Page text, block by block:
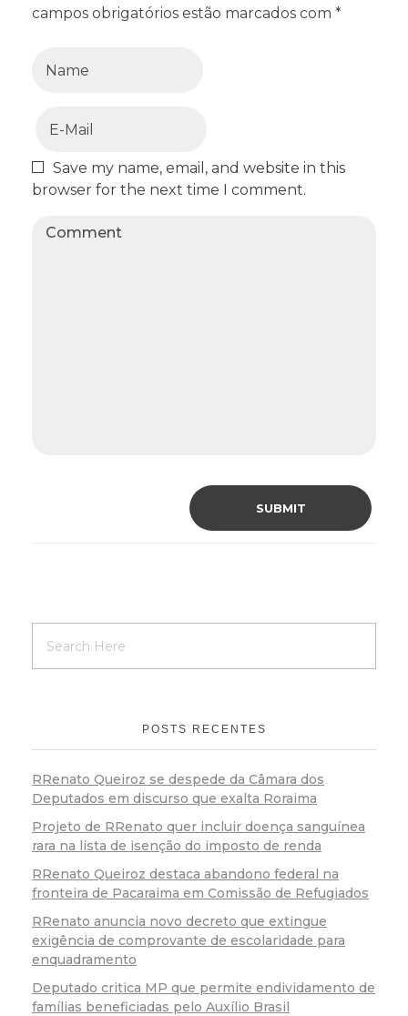
campos obrigatórios estão marcados com *
Save my name, email, and website in this
browser for the next time I comment.
POSTS RECENTES
RRenato Queiroz se despede da Câmara dos
Deputados em discurso que exalta Roraima
Projeto de RRenato quer incluir doença sanguínea
rara na lista de isenção do imposto de renda
RRenato Queiroz destaca abandono federal na
fronteira de Pacaraima em Comissão de Refugiados
RRenato anuncia novo decreto que extingue
exigência de comprovante de escolaridade para
enquadramento
Deputado critica MP que permite endividamento de
famílias beneficiadas pelo Auxílio Brasil